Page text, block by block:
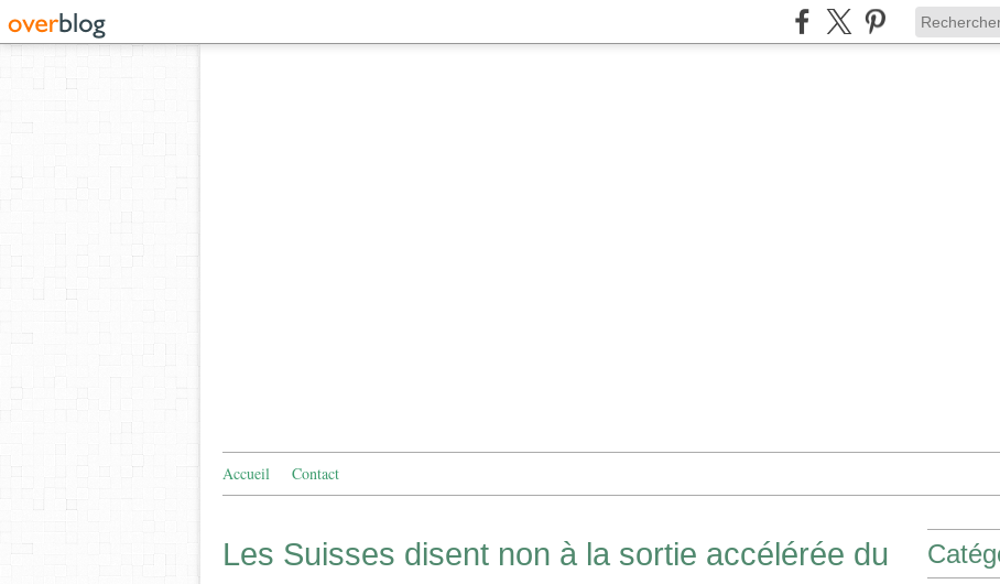
Accueil Contact
Les Suisses disent non à la sortie accélérée du